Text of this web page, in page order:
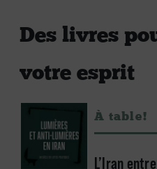
Des livres
votre esprit
À table !
L’Iran